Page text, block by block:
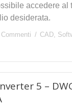
accedere al
desiderata.
CAD
5 –